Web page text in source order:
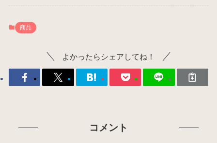
商品
よかったらシェアしてね！
コメント